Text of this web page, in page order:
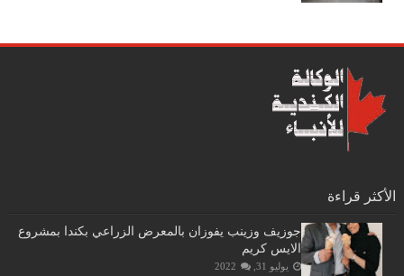
الأكثر قراءة
جوزيف وزينب يفوزان بالمعرض الزراعي بكندا بمشروع
الايس كريم
يوليو 31, 2022